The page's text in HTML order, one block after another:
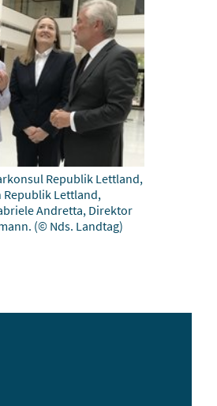
Republik Lettland,
Republik Lettland,
Andretta, Direktor
(© Nds. Landtag)